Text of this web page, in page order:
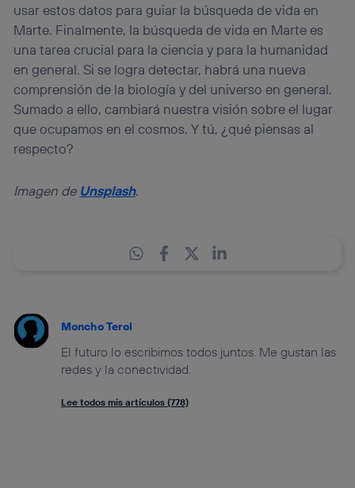
usar estos datos para guiar la búsqueda de vida en
Marte. Finalmente, la búsqueda de vida en Marte es
una tarea crucial para la ciencia y para la humanidad
en general. Si se logra detectar, habrá una nueva
comprensión de la biología y del universo en general.
Sumado a ello, cambiará nuestra visión sobre el lugar
que ocupamos en el cosmos. Y tú, ¿qué piensas al
respecto?
Imagen de Unsplash.
Moncho Terol
El futuro lo escribimos todos juntos. Me gustan las
redes y la conectividad.
Lee todos mis artículos (778)